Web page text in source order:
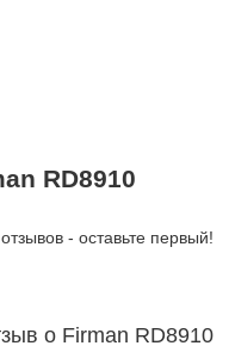
RD8910
- оставьте первый!
о Firman RD8910